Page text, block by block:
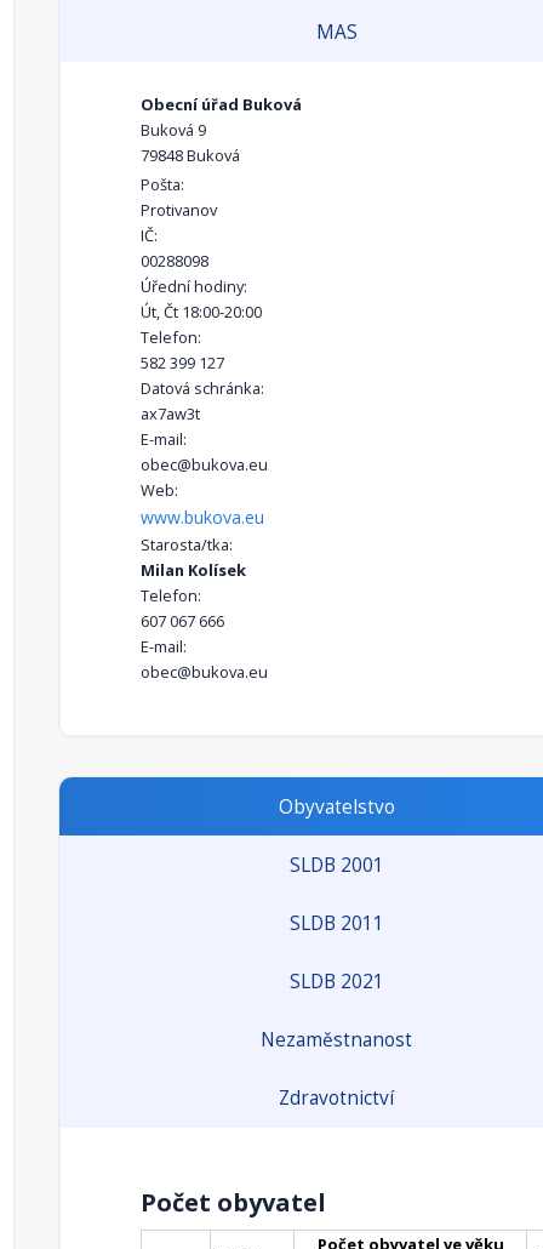
MAS
Obecní úřad Buková
Buková 9
79848 Buková
Pošta:
Protivanov
IČ:
00288098
Úřední hodiny:
Út, Čt 18:00-20:00
Telefon:
582 399 127
Datová schránka:
ax7aw3t
E-mail:
obec@bukova.eu
Web:
www.bukova.eu
Starosta/tka:
Milan Kolísek
Telefon:
607 067 666
E-mail:
obec@bukova.eu
Obyvatelstvo
SLDB 2001
SLDB 2011
SLDB 2021
Nezaměstnanost
Zdravotnictví
Počet obyvatel
Počet obyvatel ve věku